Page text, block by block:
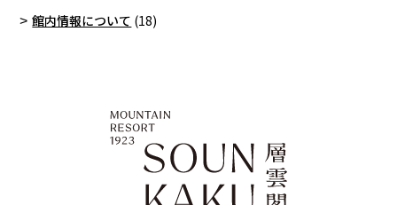
館内情報について (18)